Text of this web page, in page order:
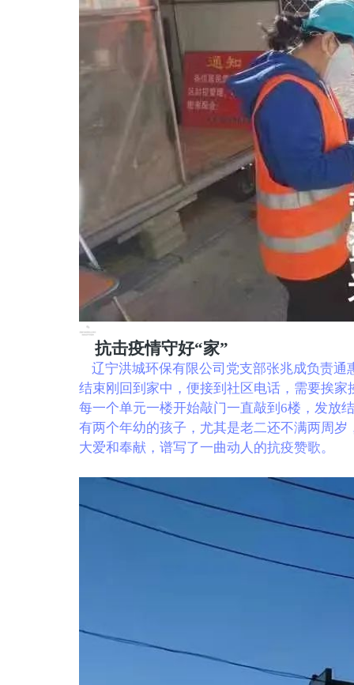
抗击疫情守好“家”
辽宁洪城环保有限公司党支部张兆成负责通
结束刚回到家中，便接到社区电话，需要挨
每一个单元一楼开始敲门一直敲到6楼，发放
有两个年幼的孩子，尤其是老二还不满两周
大爱和奉献，谱写了一曲动人的抗疫赞歌。